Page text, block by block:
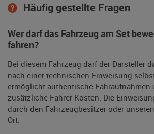
Häufig gestellte Fragen
Wer darf das Fahrzeug am Set
fahren?
Bei diesem Fahrzeug darf der Darsteller
nach einer technischen Einweisung
ermöglicht authentische Fahraufnahmen
zusätzliche Fahrer-Kosten. Die
durch den Fahrzeugbesitzer oder
Ort.